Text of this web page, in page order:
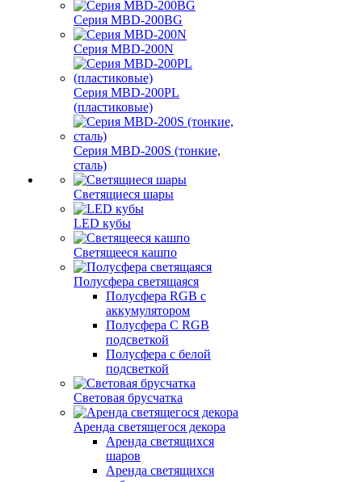
Серия MBD-200BG
Серия MBD-200N
Серия MBD-200PL
(пластиковые)
Серия MBD-200S (тонкие,
сталь)
Светящиеся шары
LED кубы
Светящееся кашпо
Полусфера светящаяся
Полусфера RGB с
аккумулятором
Полусфера С RGB
подсветкой
Полусфера с белой
подсветкой
Световая брусчатка
Аренда светящегося декора
Аренда светящихся
шаров
Аренда светящихся